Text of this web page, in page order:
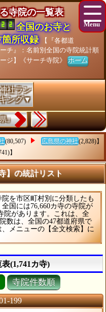
寺院の一覧表
全国のお寺と
箇所収録
【『各都道
チ』：名前別全国の寺院統計順
ジ】《サーチ寺院》ホーム
社ラン
ング▼
』
(80,507) 広島県の神社(2,828)】
】
】の統計リスト
を市区町村別に分類したも
国には76,660カ寺の寺院が
院があります。これは、全
数は、全国の47都道府県で
メニューの【全文検索】に
(1,741カ寺)
寺院件数順
199